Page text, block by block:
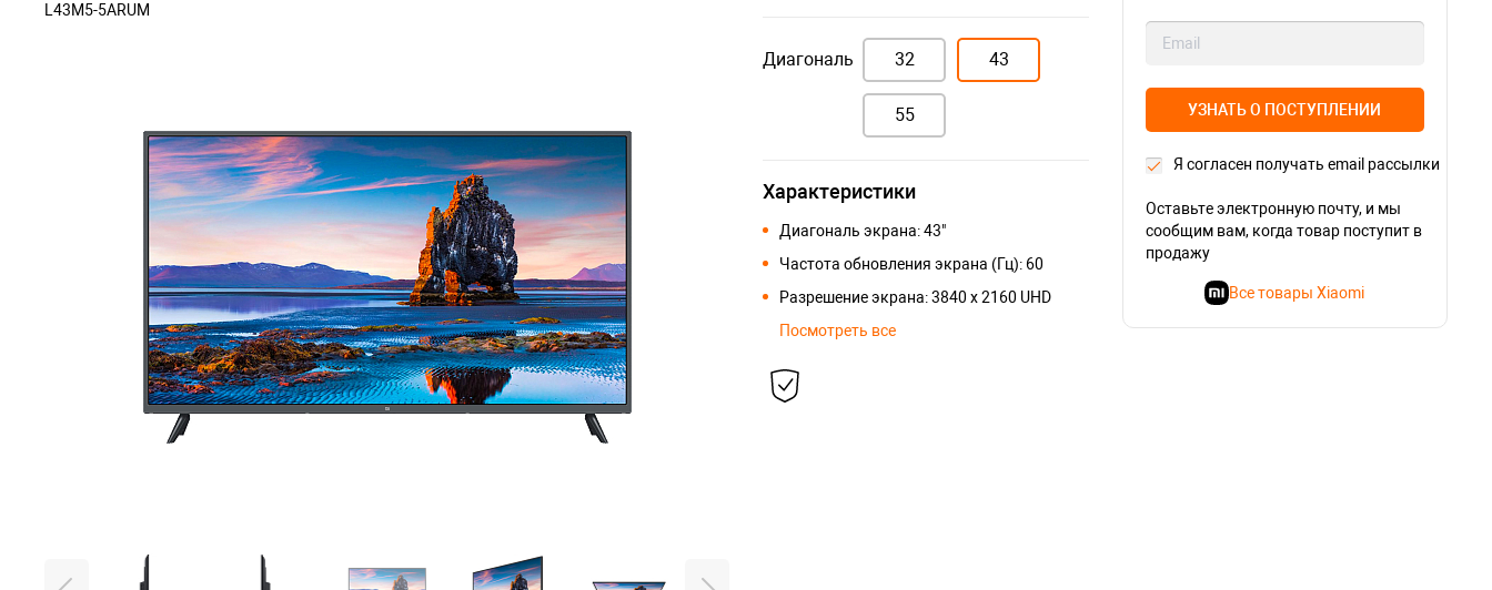
L43M5-5ARUM
Диагональ 32 43
55
Характеристики
Диагональ экрана: 43"
Частота обновления экрана (Гц): 60
Разрешение экрана: 3840 x 2160 UHD
Посмотреть все
УЗНАТЬ О ПОСТУПЛЕНИИ
Я согласен получать email рассылки
Оставьте электронную почту, и мы
сообщим вам, когда товар поступит в
продажу
Все товары Xiaomi